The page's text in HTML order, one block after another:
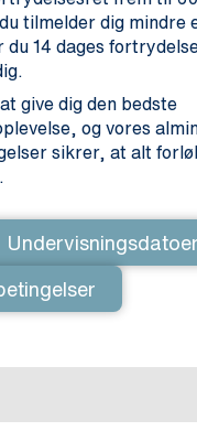
tilmelder dig mindre
du 14 dages
give dig den bedste
og vores
sikrer, at alt
Undervisningsdatoer